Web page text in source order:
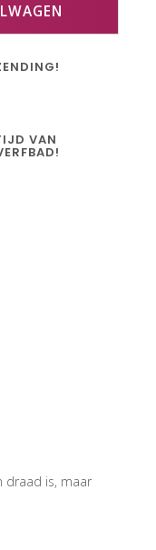
VAN
draad is, maar